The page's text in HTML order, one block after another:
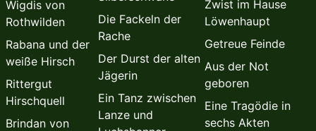
Wigdis von
Rothwilden
Rabana und der
weiße Hirsch
Rittergut
Hirschquell
Brindan von
Die Fackeln der
Rache
Der Durst der alten
Jägerin
Ein Tanz zwischen
Lanze und
Zwist im Hause
Löwenhaupt
Getreue Feinde
Aus der Not
geboren
Eine Tragödie in
sechs Akten